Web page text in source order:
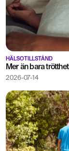
HÄLSOTILLSTÅND
Mer än bara
2026-07-14